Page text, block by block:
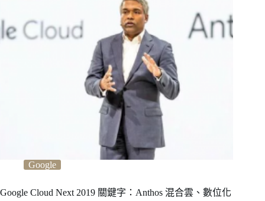
Google
Google Cloud Next 2019 關鍵字：Anthos 混合雲、數位化